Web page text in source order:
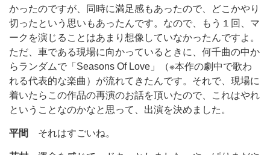
かったのですが、同時に満足感もあったので、どこかやり
切ったという思いもあったんです。なので、もう１回、マ
ークを演じることはあまり想像していなかったんですよ。
ただ、車である現場に向かっているときに、何千曲の中か
らランダムで「Seasons Of Love」（※本作の劇中で歌わ
れる代表的な楽曲）が流れてきたんです。それで、現場に
着いたらこの作品の再演のお話を頂いたので、これはやれ
ということなのかなと思って、出演を決めました。
平間 それはすごいね。